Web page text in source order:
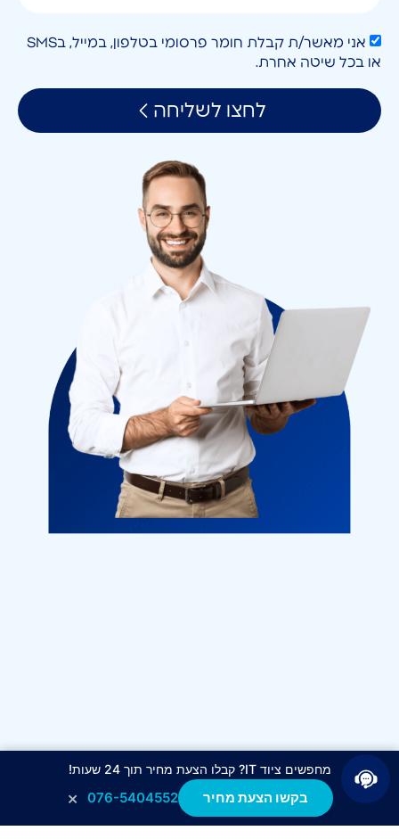
אני מאשר/ת קבלת חומר פרסומי בטלפון, במייל, בSMS
או בכל שיטה אחרת.
לחצו לשליחה
מחפשים ציוד IT? קבלו הצעת מחיר תוך 24 שעות!
בקשו הצעת מחיר 076-5404552
×